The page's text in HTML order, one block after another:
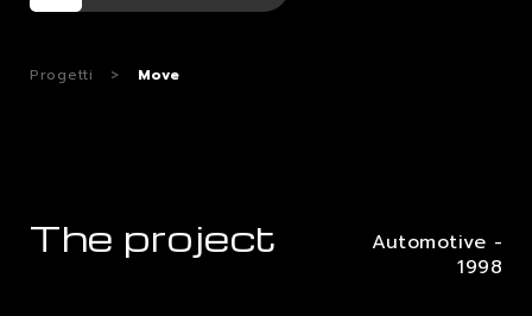
Progetti > Move
The project
Automotive -
1998